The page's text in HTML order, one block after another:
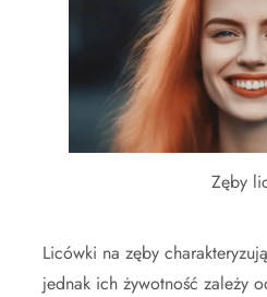
Zęby
Licówki na zęby
jednak ich żywotność zależy